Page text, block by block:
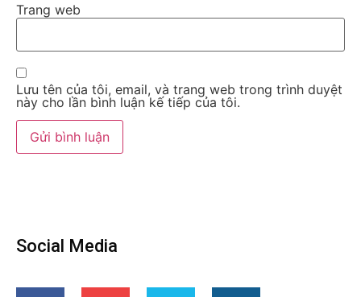
Trang web
Lưu tên của tôi, email, và trang web trong trình duyệt
này cho lần bình luận kế tiếp của tôi.
Social Media